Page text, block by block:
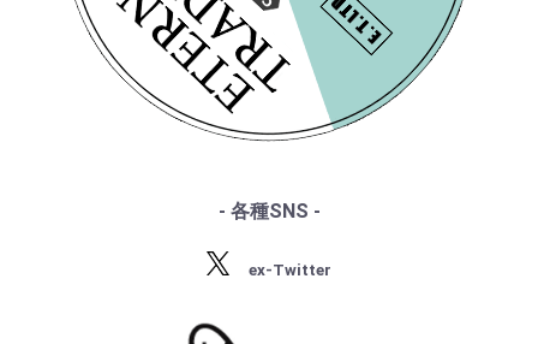
・プッチーニ
・マーラー
・ドビュッシー
・R.シュトラウス
・ストラヴィンスキー
・ショスタコーヴィチ
- 各種SNS -
ex-Twitter